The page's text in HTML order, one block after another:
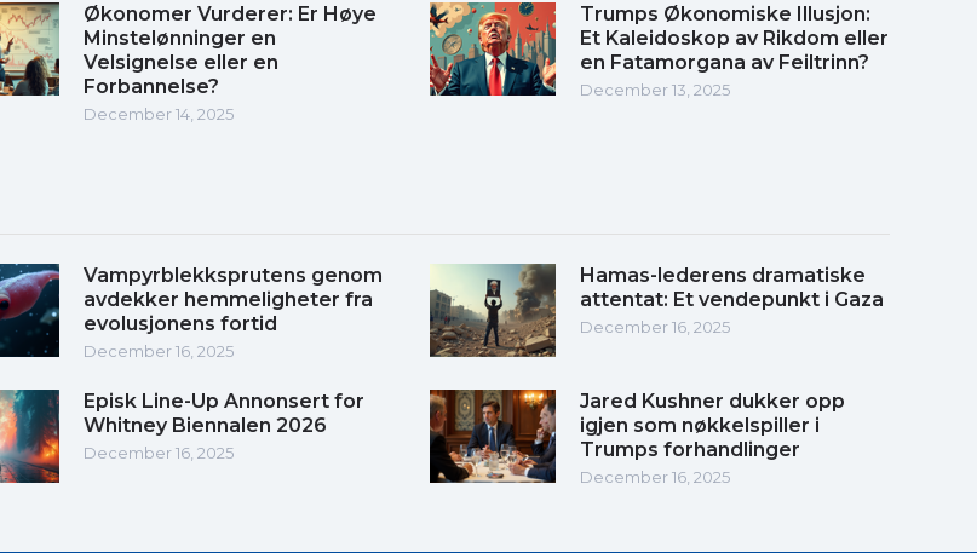
Økonomer Vurderer: Er Høye
Minstelønninger en
Velsignelse eller en
Forbannelse?
December 14, 2025
Trumps Økonomiske Illusjon:
Et Kaleidoskop av Rikdom eller
en Fatamorgana av Feiltrinn?
December 13, 2025
Vampyrblekksprutens genom
avdekker hemmeligheter fra
evolusjonens fortid
December 16, 2025
Hamas-lederens dramatiske
attentat: Et vendepunkt i Gaza
December 16, 2025
Episk Line-Up Annonsert for
Whitney Biennalen 2026
December 16, 2025
Jared Kushner dukker opp
igjen som nøkkelspiller i
Trumps forhandlinger
December 16, 2025